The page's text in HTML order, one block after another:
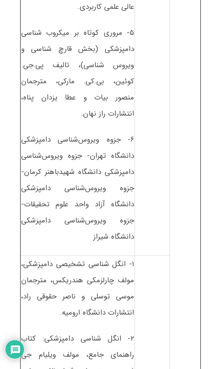
عالی علمی کاربردی.
۵- مروری کوتاه بر میکروب شناسی
دامپزشکی (بخش قارچ شناسی و
ویروس شناسی)، تالیف پی.جی.
کوئین، بی.کی. مارکی، مترجمان
منصور بیات و عطا یزدان پناه،
انتشارات راز نهان.
۶- جزوه ویروس‌شناسی دامپزشکی
دانشگاه تهران- جزوه ویروس‌شناسی
دامپزشکی دانشگاه شهیدباهنر کرمان-
جزوه ویروس‌شناسی دامپزشکی
دانشگاه آزاد واحد علوم تحقیقات-
جزوه ویروس‌شناسی دامپزشکی
دانشگاه شیراز
۱- انگل شناسی تشخیصی دامپزشکی،
مولف چارلزمکی هندریکس، مترجمان
موسی توسلی و ناصر حقوقی راد،
انتشارات دانشگاه ارومیه.
۲- انگل شناسی دامپزشکی: کتاب
راهنمای جامع، مولف ویلیام جی